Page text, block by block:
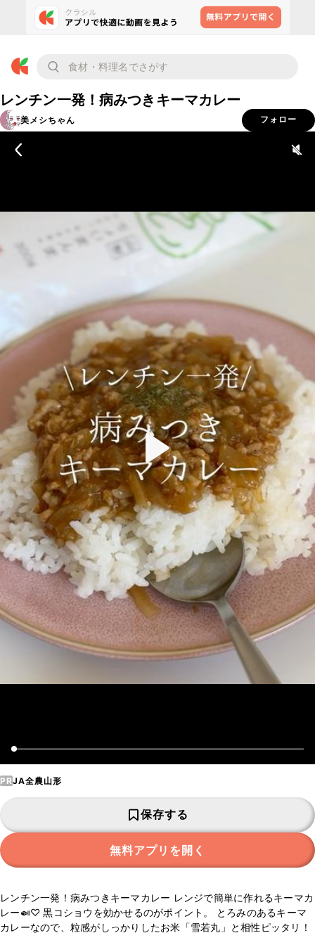
レンチン一発！病みつきキーマカレー
美メシちゃん フォロー
PRJA全農山形
保存する
無料アプリを開く
レンチン一発！病みつきキーマカレー レンジで簡単に作れるキーマカ
レー🍛♡ 黒コショウを効かせるのがポイント。 とろみのあるキーマ
カレーなので、粒感がしっかりしたお米「雪若丸」と相性ピッタリ！